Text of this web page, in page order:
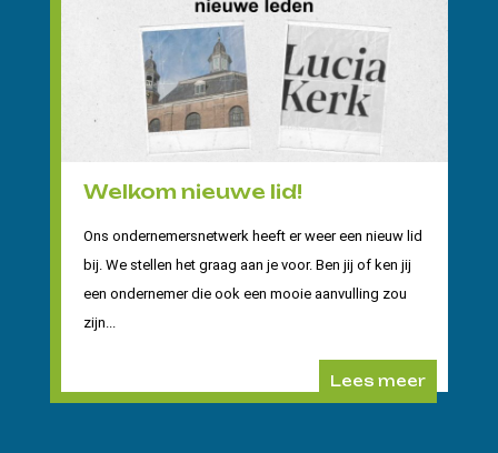
Welkom nieuwe lid!
Ons ondernemersnetwerk heeft er weer een nieuw lid
bij. We stellen het graag aan je voor. Ben jij of ken jij
een ondernemer die ook een mooie aanvulling zou
zijn...
Lees meer